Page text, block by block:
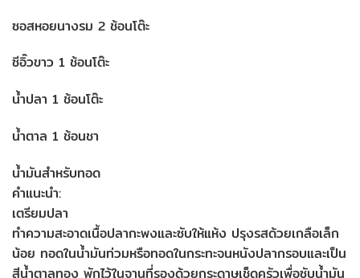
ซอสหอยนางรม 2 ช้อนโต๊ะ
ซีอิ๊วขาว 1 ช้อนโต๊ะ
น้ำปลา 1 ช้อนโต๊ะ
น้ำตาล 1 ช้อนชา
น้ำมันสำหรับทอด
คำแนะนำ:
เตรียมปลา
ทำความสะอาดเนื้อปลากะพงและซับให้แห้ง ปรุงรสด้วยเกลือเล็ก
น้อย ทอดในน้ำมันท่วมหรือทอดในกระทะจนหนังปลากรอบและเป็น
สีน้ำตาลทอง พักไว้ในจานที่รองด้วยกระดาษเช็ดครัวเพื่อซับน้ำมัน